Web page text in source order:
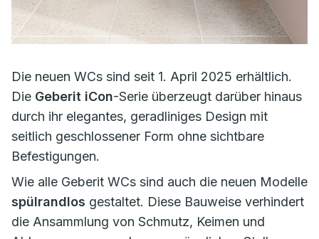
Die neuen WCs sind seit 1. April 2025 erhältlich.
Die Geberit iCon-Serie überzeugt darüber hinaus
durch ihr elegantes, geradliniges Design mit
seitlich geschlossener Form ohne sichtbare
Befestigungen.
Wie alle Geberit WCs sind auch die neuen Modelle
spülrandlos gestaltet. Diese Bauweise verhindert
die Ansammlung von Schmutz, Keimen und